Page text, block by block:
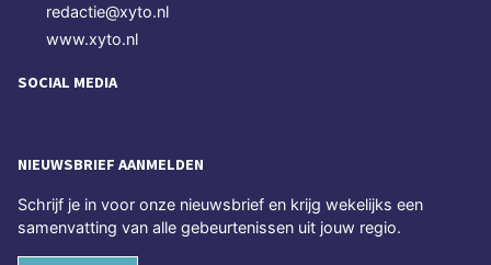
redactie@xyto.nl
www.xyto.nl
SOCIAL MEDIA
NIEUWSBRIEF AANMELDEN
Schrijf je in voor onze nieuwsbrief en krijg wekelijks een
samenvatting van alle gebeurtenissen uit jouw regio.